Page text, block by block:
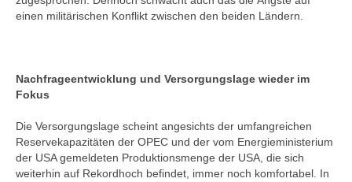
einen militärischen Konflikt zwischen den beiden Ländern.
Nachfrageentwicklung und Versorgungslage wieder im
Fokus
Die Versorgungslage scheint angesichts der umfangreichen
Reservekapazitäten der OPEC und der vom Energieministerium
der USA gemeldeten Produktionsmenge der USA, die sich
weiterhin auf Rekordhoch befindet, immer noch komfortabel. In